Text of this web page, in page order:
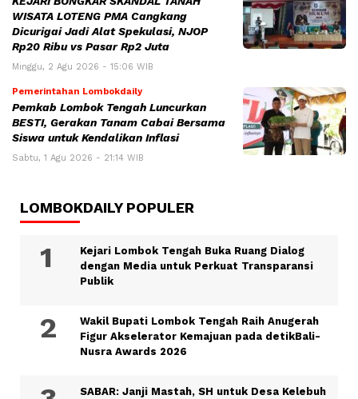
WISATA LOTENG PMA Cangkang
Dicurigai Jadi Alat Spekulasi, NJOP
Rp20 Ribu vs Pasar Rp2 Juta
Minggu, 2 Agu 2026 - 15:06 WIB
Pemerintahan Lombokdaily
Pemkab Lombok Tengah Luncurkan
BESTI, Gerakan Tanam Cabai Bersama
Siswa untuk Kendalikan Inflasi
Sabtu, 1 Agu 2026 - 21:14 WIB
LOMBOKDAILY POPULER
Kejari Lombok Tengah Buka Ruang Dialog
dengan Media untuk Perkuat Transparansi
Publik
Wakil Bupati Lombok Tengah Raih Anugerah
Figur Akselerator Kemajuan pada detikBali-
Nusra Awards 2026
SABAR: Janji Mastah, SH untuk Desa Kelebuh